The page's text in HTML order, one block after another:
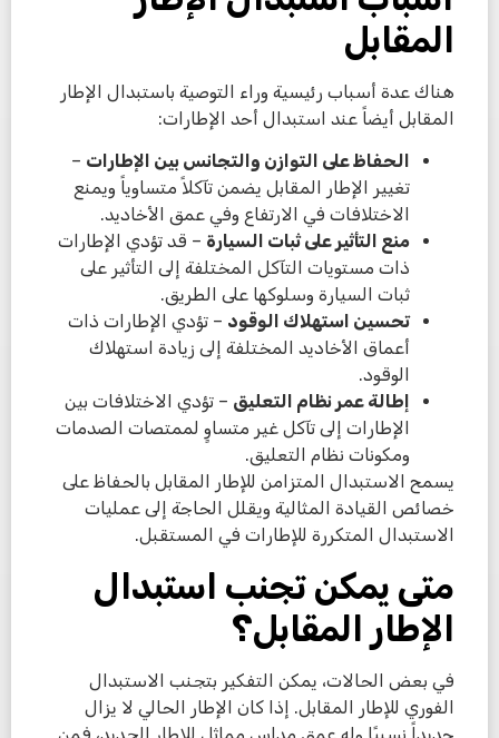
المقابل
هناك عدة أسباب رئيسية وراء التوصية باستبدال الإطار
المقابل أيضاً عند استبدال أحد الإطارات:
الحفاظ على التوازن والتجانس بين الإطارات –
تغيير الإطار المقابل يضمن تآكلاً متساوياً ويمنع
الاختلافات في الارتفاع وفي عمق الأخاديد.
منع التأثير على ثبات السيارة – قد تؤدي الإطارات
ذات مستويات التآكل المختلفة إلى التأثير على
ثبات السيارة وسلوكها على الطريق.
تحسين استهلاك الوقود – تؤدي الإطارات ذات
أعماق الأخاديد المختلفة إلى زيادة استهلاك
الوقود.
إطالة عمر نظام التعليق – تؤدي الاختلافات بين
الإطارات إلى تآكل غير متساوٍ لممتصات الصدمات
ومكونات نظام التعليق.
يسمح الاستبدال المتزامن للإطار المقابل بالحفاظ على
خصائص القيادة المثالية ويقلل الحاجة إلى عمليات
الاستبدال المتكررة للإطارات في المستقبل.
متى يمكن تجنب استبدال
الإطار المقابل؟
في بعض الحالات، يمكن التفكير بتجنب الاستبدال
الفوري للإطار المقابل. إذا كان الإطار الحالي لا يزال